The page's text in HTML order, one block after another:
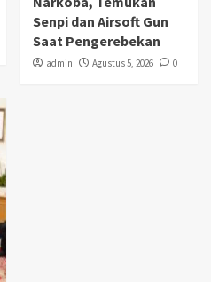
Senpi dan Airsoft Gun
Saat Pengerebekan
admin Agustus 5, 2026 0